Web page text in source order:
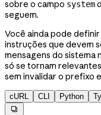
sobre o campo system
seguem.
Você ainda pode
instruções que devem
mensagens do sistema
só se tornam
sem invalidar o prefixo
cURL CLI Python
